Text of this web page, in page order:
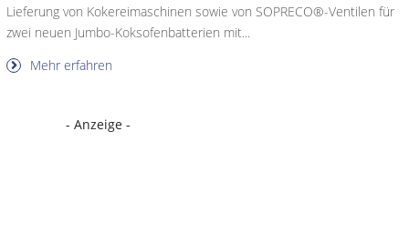
Lieferung von Kokereimaschinen sowie von SOPRECO®-Ventilen für
zwei neuen Jumbo-Koksofenbatterien mit...
Mehr erfahren
- Anzeige -